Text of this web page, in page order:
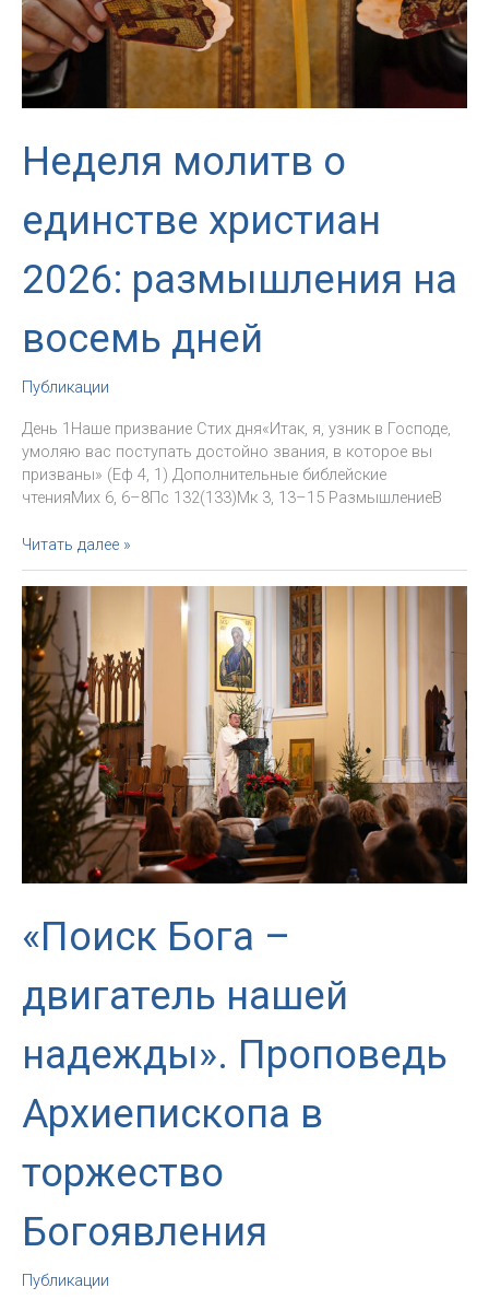
Крещение
Господне
Неделя молитв о
единстве христиан
2026: размышления на
восемь дней
Публикации
День 1Наше призвание Стих дня«Итак, я, узник в Господе,
умоляю вас поступать достойно звания, в которое вы
призваны» (Еф 4, 1) Дополнительные библейские
чтенияМих 6, 6–8Пс 132(133)Мк 3, 13–15 РазмышлениеВ
Неделя
молитв
о
единстве
христиан
2026:
размышления
на
восемь
дней
Читать далее »
«Поиск Бога –
двигатель нашей
надежды». Проповедь
Архиепископа в
торжество
Богоявления
Публикации